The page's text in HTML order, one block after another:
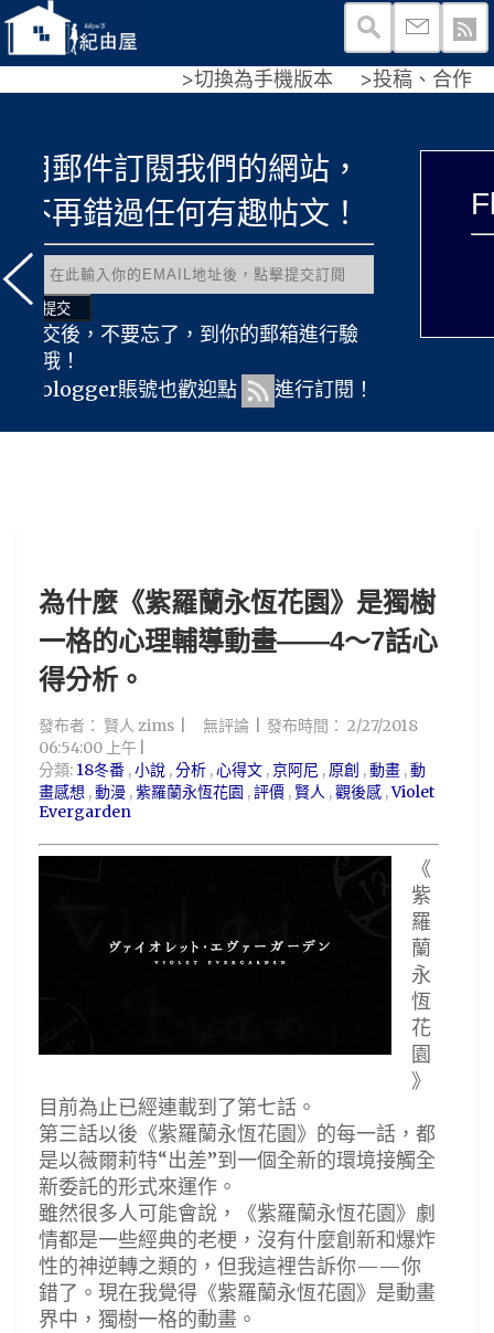
>切換為手機版本 >投稿、合作
為什麼《紫羅蘭永恆花園》是獨樹
一格的心理輔導動畫——4～7話心
得分析。
發布者： 賢人 zims 無評論 發布時間： 2/27/2018
06:54:00 上午
分類: 18冬番 ,小說 ,分析 ,心得文 , 京阿尼 , 原創 ,動畫 ,動
畫感想 ,動漫 ,紫羅蘭永恆花園 ,評價 , 賢人 ,觀後感 ,Violet
Evergarden
《
紫
羅
蘭
永
恆
花
園
》
目前為止已經連載到了第七話。
第三話以後《紫羅蘭永恆花園》的每一話，都
是以薇爾莉特“出差”到一個全新的環境接觸全
新委託的形式來運作。
雖然很多人可能會說，《紫羅蘭永恆花園》劇
情都是一些經典的老梗，沒有什麼創新和爆炸
性的神逆轉之類的，但我這裡告訴你——你
錯了。現在我覺得《紫羅蘭永恆花園》是動畫
界中，獨樹一格的動畫。